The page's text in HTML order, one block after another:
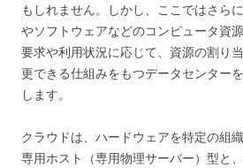
もしれません。しかし、ここではさら
やソフトウェアなどのコンピュータ資
要求や利用状況に応じて、資源の割り
更できる仕組みをもつデータセンター
します。
クラウドは、ハードウェアを特定の組
専用ホスト（専用物理サーバー）型と